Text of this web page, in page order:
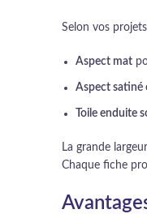
Selon vos
Aspect mat
Aspect satiné
Toile enduite
La grande
Chaque fiche